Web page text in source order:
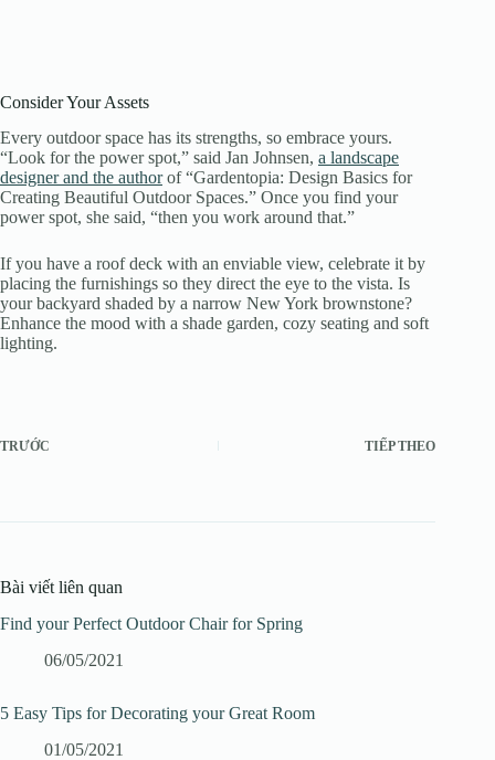
Consider Your Assets
Every outdoor space has its strengths, so embrace yours.
“Look for the power spot,” said Jan Johnsen, a landscape
designer and the authorof “Gardentopia: Design Basics for
Creating Beautiful Outdoor Spaces.” Once you find your
power spot, she said, “then you work around that.”
If you have a roof deck with an enviable view, celebrate it by
placing the furnishings so they direct the eye to the vista. Is
your backyard shaded by a narrow New York brownstone?
Enhance the mood with a shade garden, cozy seating and soft
lighting.
TRƯỚC TIẾP THEO
Bài viết liên quan
Find your Perfect Outdoor Chair for Spring
06/05/2021
5 Easy Tips for Decorating your Great Room
01/05/2021